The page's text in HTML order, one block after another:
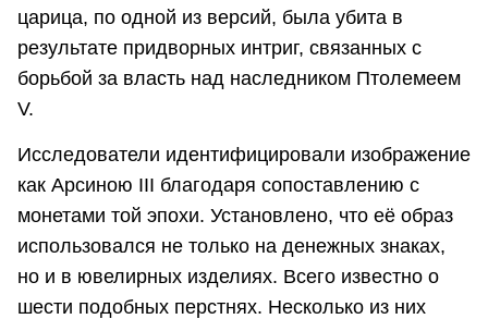
царица, по одной из версий, была убита в
результате придворных интриг, связанных с
борьбой за власть над наследником Птолемеем
V.
Исследователи идентифицировали изображение
как Арсиною III благодаря сопоставлению с
монетами той эпохи. Установлено, что её образ
использовался не только на денежных знаках,
но и в ювелирных изделиях. Всего известно о
шести подобных перстнях. Несколько из них